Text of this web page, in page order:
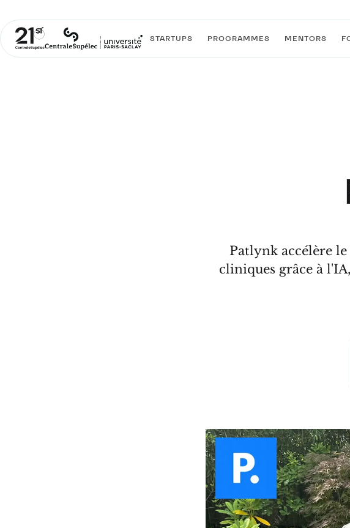
STARTUPS PROGRAMMES MENTORS
Patlynk accélère
cliniques grâce à